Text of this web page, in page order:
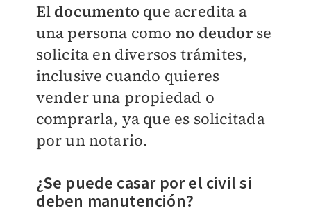
El documento que acredita a
una persona como no deudorse
solicita en diversos trámites,
inclusive cuando quieres
vender una propiedad o
comprarla, ya que es solicitada
por un notario.
¿Se puede casar por el civil si
deben manutención?